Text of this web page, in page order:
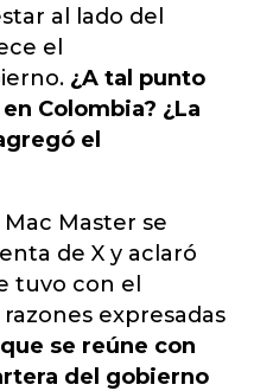
al lado del
el
¿A tal punto
Colombia? ¿La
el
Master se
de X y aclaró
tuvo con el
expresadas
se reúne con
del gobierno